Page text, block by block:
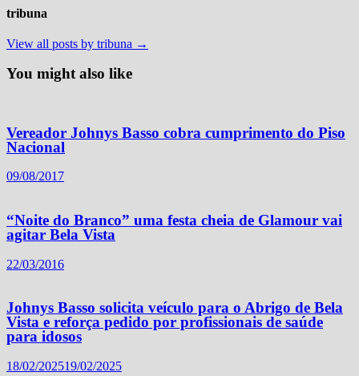
tribuna
View all posts by tribuna →
You might also like
Vereador Johnys Basso cobra cumprimento do Piso
Nacional
09/08/2017
“Noite do Branco” uma festa cheia de Glamour vai
agitar Bela Vista
22/03/2016
Johnys Basso solicita veículo para o Abrigo de Bela
Vista e reforça pedido por profissionais de saúde
para idosos
18/02/202519/02/2025